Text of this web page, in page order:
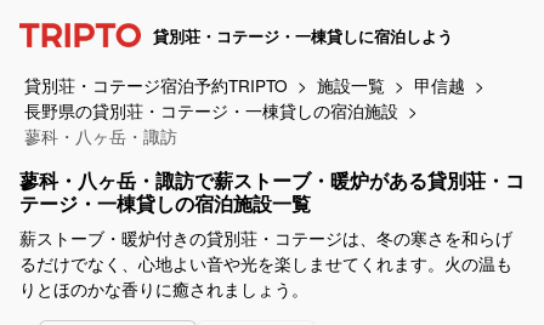
貸別荘・コテージ・一棟貸しに宿泊しよう
貸別荘・コテージ宿泊予約TRIPTO 施設一覧
甲信越
長野県の貸別荘・コテージ・一棟貸しの宿泊施設
蓼科・八ヶ岳・諏訪
蓼科・八ヶ岳・諏訪で薪ストーブ・暖炉がある貸別荘・コ
テージ・一棟貸しの宿泊施設一覧
薪ストーブ・暖炉付きの貸別荘・コテージは、冬の寒さを和らげ
るだけでなく、心地よい音や光を楽しませてくれます。火の温も
りとほのかな香りに癒されましょう。